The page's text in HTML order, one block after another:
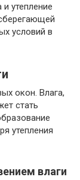
утепление
условий в
окон. Влага,
стать
утепления
влаги